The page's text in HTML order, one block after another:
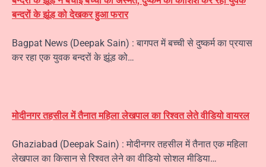
बन्दरों के झूंड को देखकर हुआ फरार
Bagpat News (Deepak Sain) : बागपत में बच्ची से दुष्कर्म का प्रयास
कर रहा एक युवक बन्दरों के झूंड को…
मोदीनगर तहसील में तैनात महिला लेखपाल का रिश्वत लेते वीडियो वायरल
Ghaziabad (Deepak Sain) : मोदीनगर तहसील में तैनात एक महिला
लेखपाल का किसान से रिश्वत लेने का वीडियो सोशल मीडिया…